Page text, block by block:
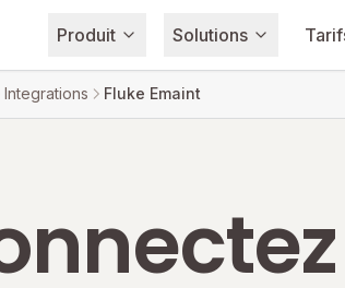
Produit Solutions
Integrations Fluke Emaint